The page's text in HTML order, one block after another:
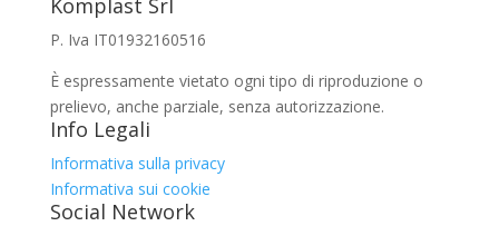
Komplast Srl
P. Iva IT01932160516
È espressamente vietato ogni tipo di riproduzione o
prelievo, anche parziale, senza autorizzazione.
Info Legali
Informativa sulla privacy
Informativa sui cookie
Social Network